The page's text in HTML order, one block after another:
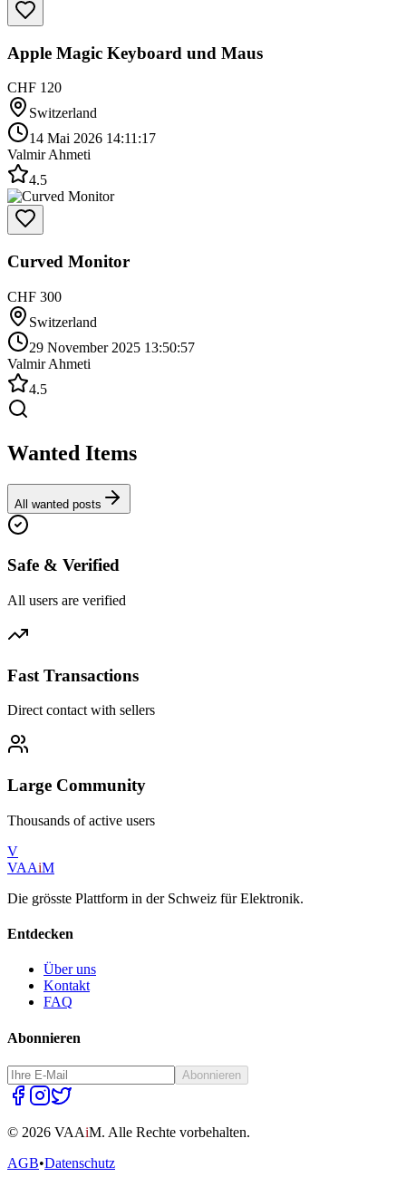
Apple Magic Keyboard und Maus
CHF 120
Switzerland
14 Mai 2026 14:11:17
Valmir Ahmeti
4.5
Curved Monitor
CHF 300
Switzerland
29 November 2025 13:50:57
Valmir Ahmeti
4.5
Wanted Items
All wanted posts
Safe & Verified
All users are verified
Fast Transactions
Direct contact with sellers
Large Community
Thousands of active users
V
VAAiM
Die grösste Plattform in der Schweiz für Elektronik.
Entdecken
Über uns
Kontakt
FAQ
Abonnieren
Abonnieren
© 2026 VAAiM. Alle Rechte vorbehalten.
AGB•Datenschutz